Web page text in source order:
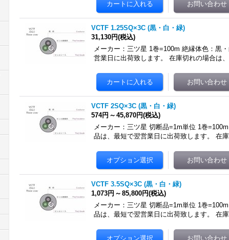
VCTF 1.25SQ×3C (黒・白・緑)
31,130円(税込)
メーカー：三ツ星 1巻=100m 絶縁体色：黒
営業日に出荷致します。 在庫切れの場合
VCTF 2SQ×3C (黒・白・緑)
574円 ～ 45,870円(税込)
メーカー：三ツ星 切断品=1m単位 1巻
品は、最短で翌営業日に出荷致します。 在
VCTF 3.5SQ×3C (黒・白・緑)
1,073円 ～ 85,800円(税込)
メーカー：三ツ星 切断品=1m単位 1巻
品は、最短で翌営業日に出荷致します。 在